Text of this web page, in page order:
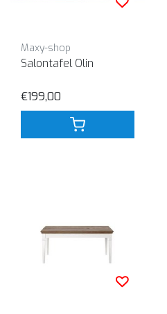
Maxy-shop
Salontafel Olin
€199,00